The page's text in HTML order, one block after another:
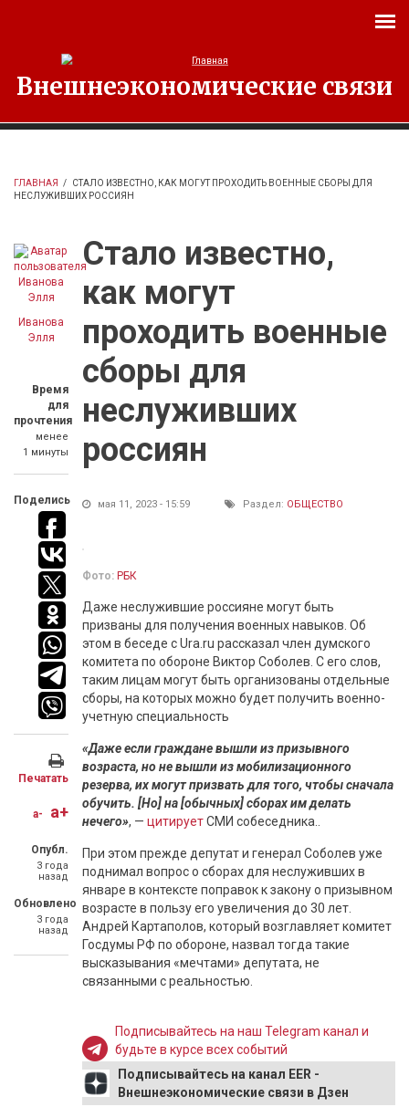
Внешнеэкономические связи
ГЛАВНАЯ /
СТАЛО ИЗВЕСТНО, КАК МОГУТ ПРОХОДИТЬ ВОЕННЫЕ СБОРЫ ДЛЯ
НЕСЛУЖИВШИХ РОССИЯН
Иванова
Элля
Время
для
прочтения
менее
1 минуты
Поделись
Печатать
a- a+
Опубл.
3 года
назад
Обновлено
3 года
назад
Стало известно,
как могут
проходить военные
сборы для
неслуживших
россиян
мая 11, 2023 - 15:59 Раздел: ОБЩЕСТВО
Фото: РБК
Даже неслужившие россияне могут быть
призваны для получения военных навыков. Об
этом в беседе с Ura.ru рассказал член думского
комитета по обороне Виктор Соболев. С его слов,
таким лицам могут быть организованы отдельные
сборы, на которых можно будет получить военно-
учетную специальность
«Даже если граждане вышли из призывного
возраста, но не вышли из мобилизационного
резерва, их могут призвать для того, чтобы сначала
обучить. [Но] на [обычных] сборах им делать
нечего», — цитируетСМИ собеседника..
При этом прежде депутат и генерал Соболев уже
поднимал вопрос о сборах для неслуживших в
январе в контексте поправок к закону о призывном
возрасте в пользу его увеличения до 30 лет.
Андрей Картаполов, который возглавляет комитет
Госдумы РФ по обороне, назвал тогда такие
высказывания «мечтами» депутата, не
связанными с реальностью.
Подписывайтесь на наш Telegram канал и
будьте в курсе всех событий
Подписывайтесь на канал EER -
Внешнеэкономические связи в Дзен